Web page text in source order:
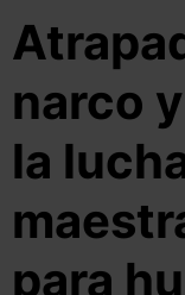
narco
la
para